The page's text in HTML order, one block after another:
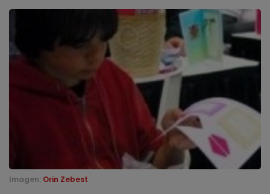
Imagen: Orin Zebest